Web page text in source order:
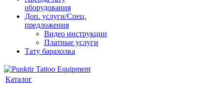
оборудования
Доп. услуги/Спец.
предложения
Видео инструкции
Платные услуги
Тату барахолка
Каталог